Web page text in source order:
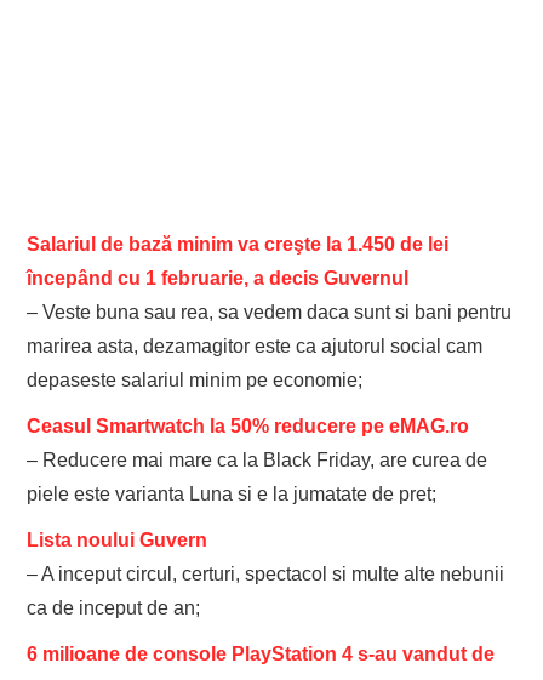
Salariul de bază minim va creşte la 1.450 de lei
începând cu 1 februarie, a decis Guvernul
– Veste buna sau rea, sa vedem daca sunt si bani pentru
marirea asta, dezamagitor este ca ajutorul social cam
depaseste salariul minim pe economie;
Ceasul Smartwatch la 50% reducere pe eMAG.ro
– Reducere mai mare ca la Black Friday, are curea de
piele este varianta Luna si e la jumatate de pret;
Lista noului Guvern
– A inceput circul, certuri, spectacol si multe alte nebunii
ca de inceput de an;
6 milioane de console PlayStation 4 s-au vandut de